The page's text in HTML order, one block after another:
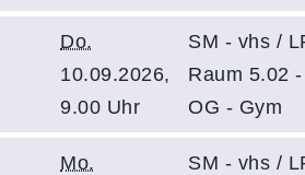
Do.
10.09.2026,
9.00 Uhr
SM - vhs /
Raum 5.02
OG - Gym
Mo.
SM - vhs /